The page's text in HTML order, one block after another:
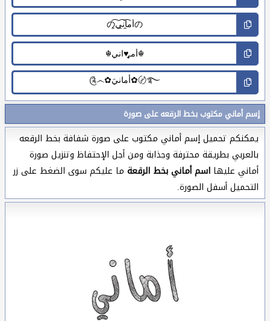
إسم أماني مكتوب بخط الرقعه على صورة
يمكنكم تحميل إسم أماني مكتوب على صورة شفافة بخط الرقعه
بالعربي بطريقة محترفة وجذابة ومن أجل الإحتفاظ وتنزيل صورة
أماني عليها اسم أماني بخط الرقعة ما عليكم سوى الضغط على زر
التحميل أسفل الصورة.